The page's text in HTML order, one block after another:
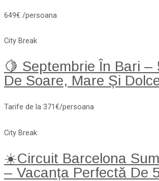
649€ /persoana
City Break
🍋 Septembrie În Bari –
De Soare, Mare Și
Tarife de la 371€/persoana
City Break
☀️Circuit Barcelona
– Vacanța Perfectă De